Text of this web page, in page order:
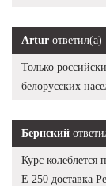
Artur ответил(а)
Только
белорусских
Бернский
Курс
E 250 доставка